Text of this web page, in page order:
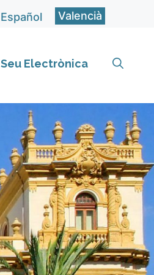
Español Valencià
Seu Electrònica